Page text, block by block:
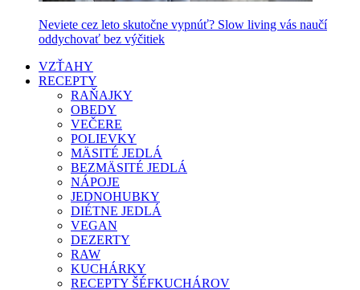
Neviete cez leto skutočne vypnúť? Slow living vás naučí
oddychovať bez výčitiek
VZŤAHY
RECEPTY
RAŇAJKY
OBEDY
VEČERE
POLIEVKY
MÄSITÉ JEDLÁ
BEZMÄSITÉ JEDLÁ
NÁPOJE
JEDNOHUBKY
DIÉTNE JEDLÁ
VEGAN
DEZERTY
RAW
KUCHÁRKY
RECEPTY ŠÉFKUCHÁROV